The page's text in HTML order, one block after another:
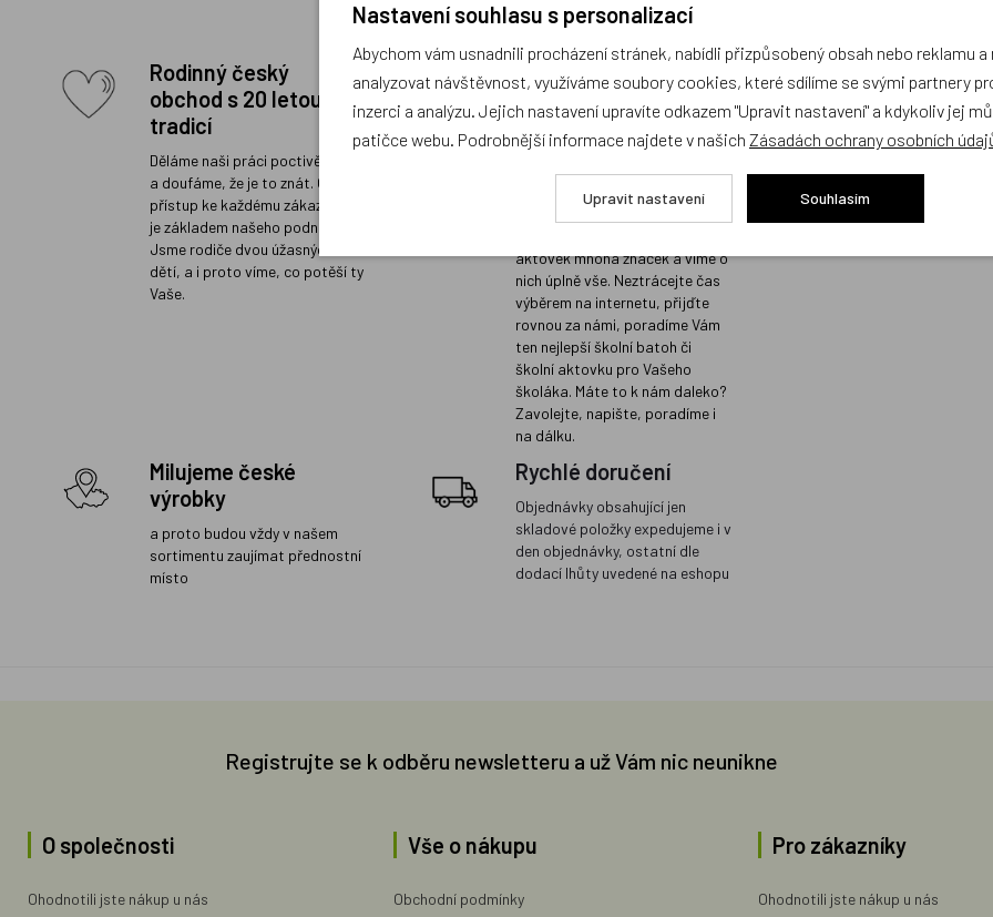
Rodinný český
obchod s 20 letou
tradicí
Děláme naši práci poctivě a rádi
a doufáme, že je to znát. Osobní
přístup ke každému zákazníkovi
je základem našeho podnikání.
Jsme rodiče dvou úžasných
dětí, a i proto víme, co potěší ty
Vaše.
Prodejna s největším
výběrem školních
batohů v Praze a
odborným
poradenstvím
Na naší prodejně v Libni máme
aktovek mnoha značek a víme o
nich úplně vše. Neztrácejte čas
výběrem na internetu, přijďte
rovnou za námi, poradíme Vám
ten nejlepší školní batoh či
školní aktovku pro Vašeho
školáka. Máte to k nám daleko?
Zavolejte, napište, poradíme i
na dálku.
Kvalita
místě
Prodáváme jen
koupili i našim
Sortiment, který
kvalitu, do
Milujeme české
výrobky
a proto budou vždy v našem
sortimentu zaujímat přednostní
místo
Rychlé doručení
Objednávky obsahující jen
skladové položky expedujeme i v
den objednávky, ostatní dle
dodací lhůty uvedené na eshopu
Registrujte se k odběru newsletteru a už Vám nic neunikne
O společnosti
Ohodnotili jste nákup u nás
Vše o nákupu
Obchodní podmínky
Pro zákazníky
Ohodnotili jste nákup u nás
Nastavení souhlasu s personalizací
Abychom vám usnadnili procházení stránek, nabídli přizpůsobený obsah nebo reklamu
analyzovat návštěvnost, využíváme soubory cookies, které sdílíme se svými partnery
inzerci a analýzu. Jejich nastavení upravíte odkazem "Upravit nastavení" a kdykoliv jej
patičce webu. Podrobnější informace najdete v našich Zásadách ochrany osobních
Upravit nastavení Souhlasím